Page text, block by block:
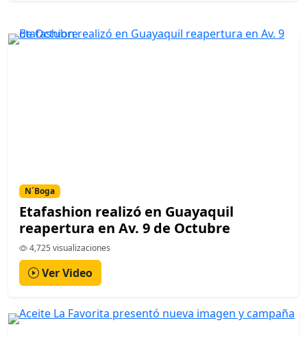
N´Boga
Etafashion realizó en Guayaquil
reapertura en Av. 9 de Octubre
4,725 visualizaciones
Ver Video